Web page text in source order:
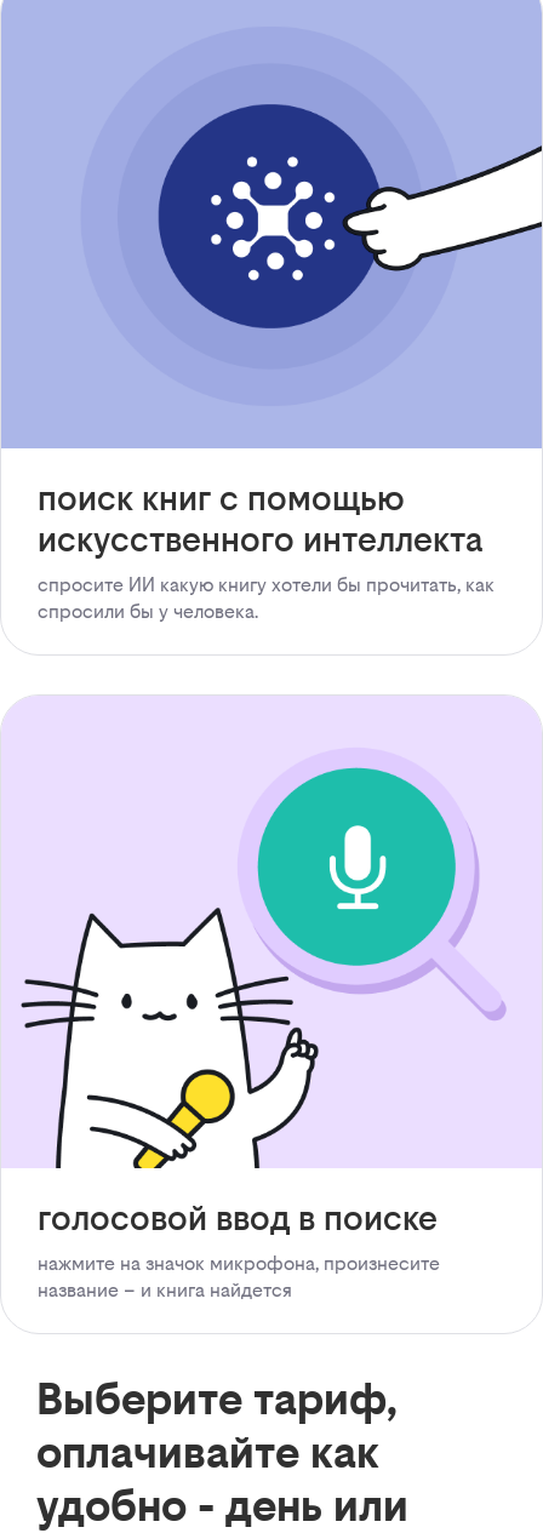
поиск книг с помощью
искусственного интеллекта
спросите ИИ какую книгу хотели бы прочитать, как
спросили бы у человека.
голосовой ввод в поиске
нажмите на значок микрофона, произнесите
название – и книга найдется
Выберите тариф,
оплачивайте как
удобно - день или